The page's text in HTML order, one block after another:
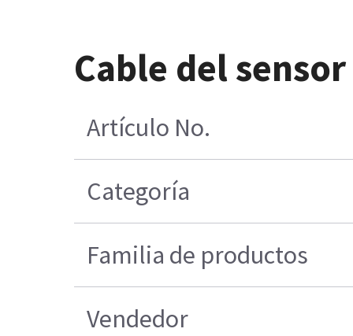
Cable del
Artículo No.
Categoría
Familia de productos
Vendedor